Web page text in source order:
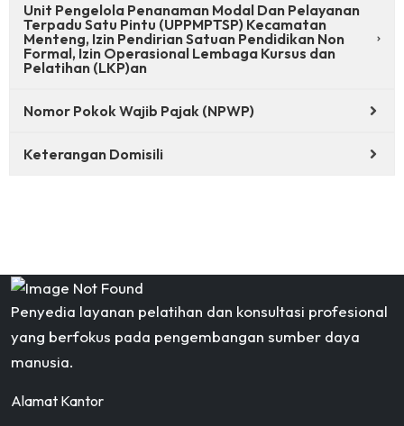
Unit Pengelola Penanaman Modal Dan Pelayanan
Terpadu Satu Pintu (UPPMPTSP) Kecamatan
Menteng, Izin Pendirian Satuan Pendidikan Non
Formal, Izin Operasional Lembaga Kursus dan
Pelatihan (LKP)an
Nomor Pokok Wajib Pajak (NPWP)
Keterangan Domisili
Penyedia layanan pelatihan dan konsultasi profesional
yang berfokus pada pengembangan sumber daya
manusia.
Alamat Kantor